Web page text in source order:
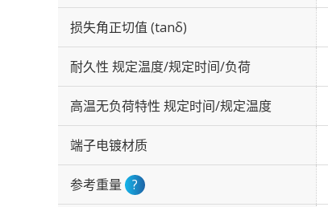
损失角正切值 (tanδ)
耐久性 规定温度/规定时间/负荷
高温无负荷特性 规定时间/规定温度
端子电镀材质
参考重量 ?